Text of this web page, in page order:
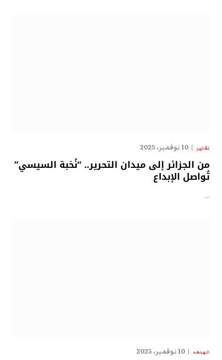
تقارير 10 نوفمبر، 2025
من الجزائر إلى ميدان التحرير.. “نُخبة السيسي”
تُواصل الإبداع
…
الهدهد 10 نوفمبر، 2025